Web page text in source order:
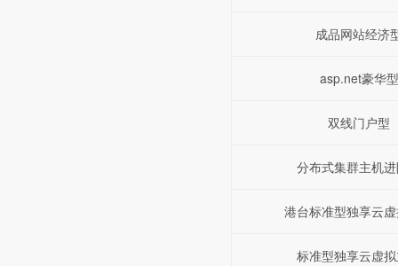
成品网站经济
asp.net豪华型
双线门户型
分布式集群主机
港台标准型独享云
标准型独享云虚